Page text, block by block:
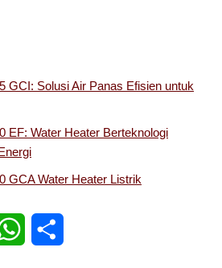
GCI: Solusi Air Panas Efisien untuk
EF: Water Heater Berteknologi
GCA Water Heater Listrik